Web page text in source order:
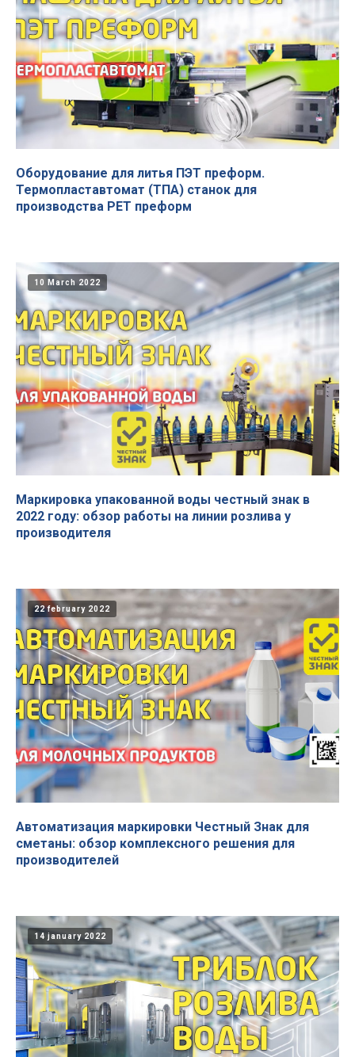
Оборудование для литья ПЭТ преформ.
Термопластавтомат (ТПА) станок для
производства PET преформ
10 March 2022
Маркировка упакованной воды честный знак в
2022 году: обзор работы на линии розлива у
производителя
22 february 2022
Автоматизация маркировки Честный Знак для
сметаны: обзор комплексного решения для
производителей
14 january 2022